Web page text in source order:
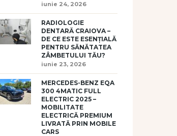
iunie 24, 2026
RADIOLOGIE
DENTARĂ CRAIOVA –
DE CE ESTE ESENȚIALĂ
PENTRU SĂNĂTATEA
ZÂMBETULUI TĂU?
iunie 23, 2026
MERCEDES-BENZ EQA
300 4MATIC FULL
ELECTRIC 2025 –
MOBILITATE
ELECTRICĂ PREMIUM
LIVRATĂ PRIN MOBILE
CARS